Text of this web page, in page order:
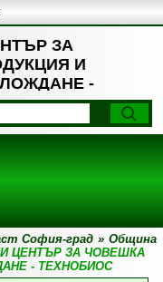
ЗА
И
-
София -
София-град » Община
ЦЕНТЪР ЗА ЧОВЕШКА
- ТЕХНОБИОС